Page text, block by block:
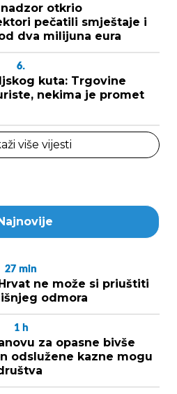
nadzor otkrio
pečatili smještaje i
dva milijuna eura
6.
kuta: Trgovine
nekima je promet
više vijesti
27 min
ne može si priuštiti
odmora
1 h
za opasne bivše
odslužene kazne mogu